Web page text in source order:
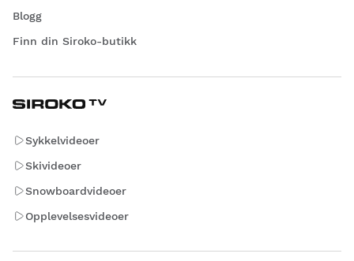
Blogg
Finn din Siroko-butikk
Sykkelvideoer
Skivideoer
Snowboardvideoer
Opplevelsesvideoer